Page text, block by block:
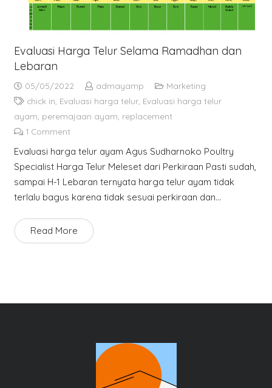
Evaluasi Harga Telur Selama Ramadhan dan
Lebaran
05/05/2022 admayamp
Marketing
chick in Evaluasi harga telur, Evaluasi harga telur
ayam peremajaan ayam replacement
1 Comment
Evaluasi harga telur ayam Agus Sudharnoko Poultry
Specialist Harga Telur Meleset dari Perkiraan Pasti sudah,
sampai H-1 Lebaran ternyata harga telur ayam tidak
terlalu bagus karena tidak sesuai perkiraan dan…
Read More